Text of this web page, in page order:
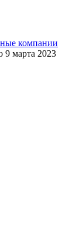
компании
9 марта 2023